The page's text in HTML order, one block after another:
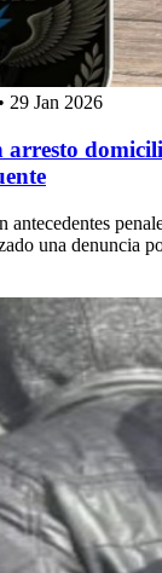
• 29 Jan 2026
arresto
antecedentes
una denuncia